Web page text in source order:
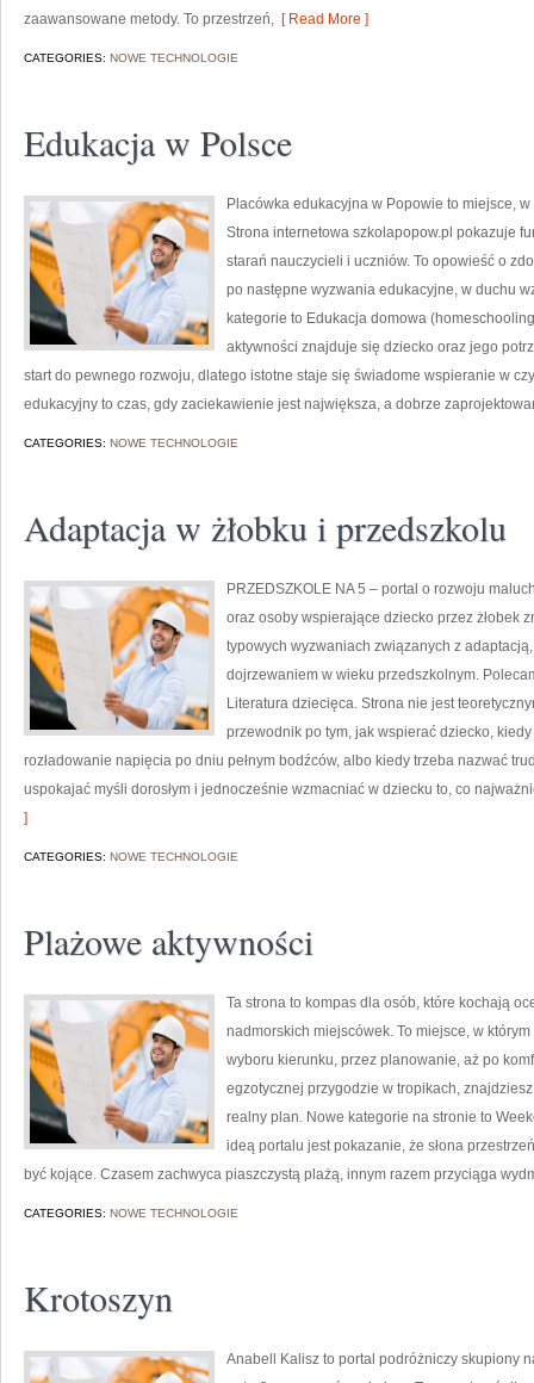
zaawansowane metody. To przestrzeń, [ Read More ]
CATEGORIES: NOWE TECHNOLOGIE
Edukacja w Polsce
Placówka edukacyjna w Popowie to miejsce,
Strona internetowa szkolapopow.pl pokazuje
starań nauczycieli i uczniów. To opowieść o
po następne wyzwania edukacyjne, w duchu
kategorie to Edukacja domowa
aktywności znajduje się dziecko oraz jego
start do pewnego rozwoju, dlatego istotne staje się świadome wspieranie w
edukacyjny to czas, gdy zaciekawienie jest największa, a dobrze
CATEGORIES: NOWE TECHNOLOGIE
Adaptacja w żłobku i przedszkolu
PRZEDSZKOLE NA 5 – portal o rozwoju
oraz osoby wspierające dziecko przez żłobek
typowych wyzwaniach związanych z
dojrzewaniem w wieku przedszkolnym.
Literatura dziecięca. Strona nie jest
przewodnik po tym, jak wspierać dziecko,
rozładowanie napięcia po dniu pełnym bodźców, albo kiedy trzeba nazwać
uspokajać myśli dorosłym i jednocześnie wzmacniać w dziecku to, co
]
CATEGORIES: NOWE TECHNOLOGIE
Plażowe aktywności
Ta strona to kompas dla osób, które kochają
nadmorskich miejscówek. To miejsce, w
wyboru kierunku, przez planowanie, aż po
egzotycznej przygodzie w tropikach,
realny plan. Nowe kategorie na stronie to
ideą portalu jest pokazanie, że słona
być kojące. Czasem zachwyca piaszczystą plażą, innym razem przyciąga
CATEGORIES: NOWE TECHNOLOGIE
Krotoszyn
Anabell Kalisz to portal podróżniczy skupiony